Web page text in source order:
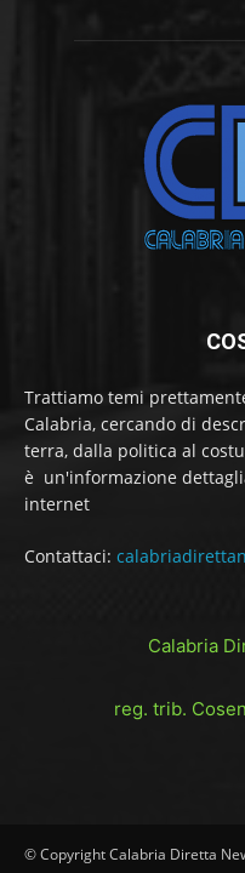
Trattiamo temi
Calabria, cercando di
terra, dalla politica al
è un'informazione
internet
Contattaci:
Calabria
reg. trib.
© Copyright Calabria Diretta